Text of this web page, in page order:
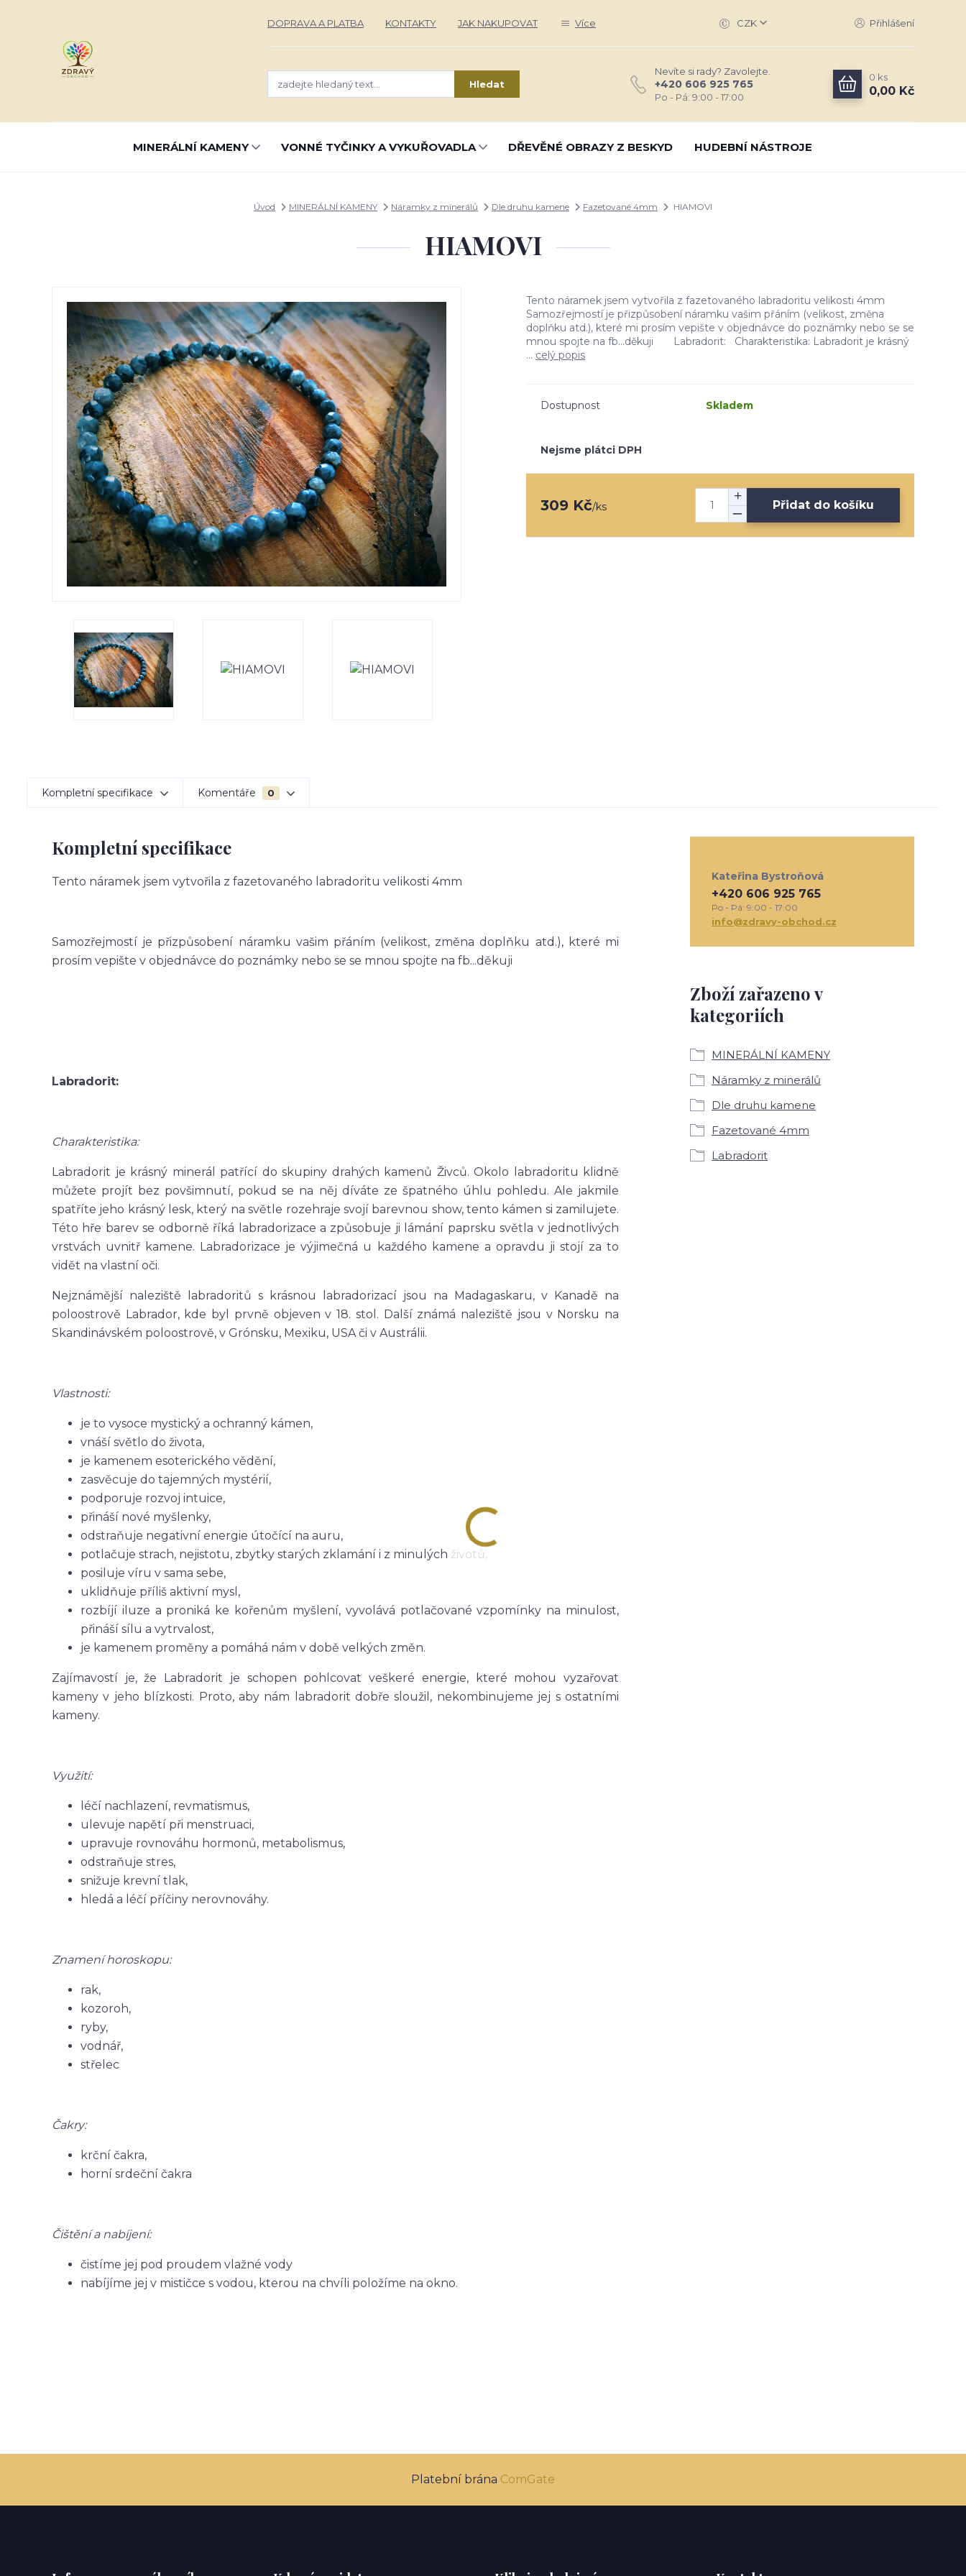
DOPRAVA A PLATBA KONTAKTY JAK NAKUPOVAT Více CZK Přihlášení
Hledat
Nevíte si rady? Zavolejte.
+420 606 925 765
Po - Pá: 9:00 - 17:00
0 ks
0,00 Kč
MINERÁLNÍ KAMENY VONNÉ TYČINKY A VYKUŘOVADLA DŘEVĚNÉ OBRAZY Z BESKYD HUDEBNÍ NÁSTROJE
Úvod MINERÁLNÍ KAMENY Náramky z minerálů Dle druhu kamene Fazetované 4mm HIAMOVI
HIAMOVI
Tento náramek jsem vytvořila z fazetovaného labradoritu velikosti 4mm
Samozřejmostí je přizpůsobení náramku vašim přáním (velikost, změna
doplňku atd.), které mi prosím vepište v objednávce do poznámky nebo se se
mnou spojte na fb...děkuji Labradorit: Charakteristika: Labradorit je krásný
... celý popis
Dostupnost Skladem
Nejsme plátci DPH
309 Kč/ks Přidat do košíku
Kompletní specifikace Komentáře 0
Kompletní specifikace
Tento náramek jsem vytvořila z fazetovaného labradoritu velikosti 4mm
Samozřejmostí je přizpůsobení náramku vašim přáním (velikost, změna doplňku atd.), které mi
prosím vepište v objednávce do poznámky nebo se se mnou spojte na fb...děkuji
Labradorit:
Charakteristika:
Labradorit je krásný minerál patřící do skupiny drahých kamenů Živců. Okolo labradoritu klidně
můžete projít bez povšimnutí, pokud se na něj díváte ze špatného úhlu pohledu. Ale jakmile
spatříte jeho krásný lesk, který na světle rozehraje svojí barevnou show, tento kámen si zamilujete.
Této hře barev se odborně říká labradorizace a způsobuje ji lámání paprsku světla v jednotlivých
vrstvách uvnitř kamene. Labradorizace je výjimečná u každého kamene a opravdu ji stojí za to
vidět na vlastní oči.
Nejznámější naleziště labradoritů s krásnou labradorizací jsou na Madagaskaru, v Kanadě na
poloostrově Labrador, kde byl prvně objeven v 18. stol. Další známá naleziště jsou v Norsku na
Skandinávském poloostrově, v Grónsku, Mexiku, USA či v Austrálii.
Vlastnosti:
je to vysoce mystický a ochranný kámen,
vnáší světlo do života,
je kamenem esoterického vědění,
zasvěcuje do tajemných mystérií,
podporuje rozvoj intuice,
přináší nové myšlenky,
odstraňuje negativní energie útočící na auru,
potlačuje strach, nejistotu, zbytky starých zklamání i z minulých životů,
posiluje víru v sama sebe,
uklidňuje příliš aktivní mysl,
rozbíjí iluze a proniká ke kořenům myšlení, vyvolává potlačované vzpomínky na minulost,
přináší sílu a vytrvalost,
je kamenem proměny a pomáhá nám v době velkých změn.
Zajímavostí je, že Labradorit je schopen pohlcovat veškeré energie, které mohou vyzařovat
kameny v jeho blízkosti. Proto, aby nám labradorit dobře sloužil, nekombinujeme jej s ostatními
kameny.
Využití:
léčí nachlazení, revmatismus,
ulevuje napětí při menstruaci,
upravuje rovnováhu hormonů, metabolismus,
odstraňuje stres,
snižuje krevní tlak,
hledá a léčí příčiny nerovnováhy.
Znamení horoskopu:
rak,
kozoroh,
ryby,
vodnář,
střelec
Čakry:
krční čakra,
horní srdeční čakra
Čištění a nabíjení:
čistíme jej pod proudem vlažné vody
nabíjíme jej v mističce s vodou, kterou na chvíli položíme na okno.
Zboží zařazeno v
kategoriích
MINERÁLNÍ KAMENY
Náramky z minerálů
Dle druhu kamene
Fazetované 4mm
Labradorit
Kateřina Bystroňová
+420 606 925 765
Po - Pá: 9:00 - 17:00
info@zdravy-obchod.cz
Platební brána ComGate